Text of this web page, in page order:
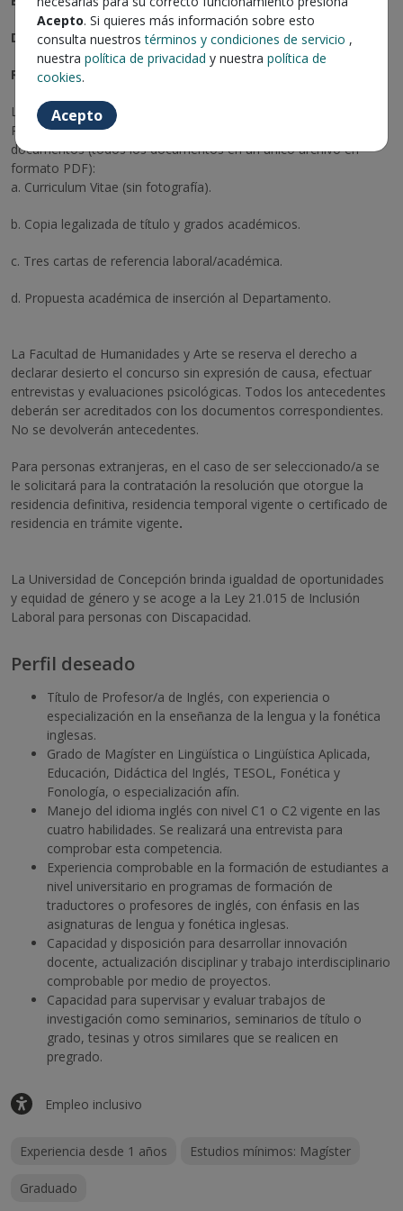
Disponibilidad: Segundo semestre de 2026.
Recepción de Antecedentes: hasta el 30 de junio de 2026
Los/as postulantes que cumplan requisito deben completar su
Perfil de la plataforma y adjuntar a su postulación los siguientes
documentos (todos los documentos en un único archivo en
formato PDF):
a. Curriculum Vitae (sin fotografía).
b. Copia legalizada de título y grados académicos.
c. Tres cartas de referencia laboral/académica.
d. Propuesta académica de inserción al Departamento.
La Facultad de Humanidades y Arte se reserva el derecho a
declarar desierto el concurso sin expresión de causa, efectuar
entrevistas y evaluaciones psicológicas. Todos los antecedentes
deberán ser acreditados con los documentos correspondientes.
No se devolverán antecedentes.
Para personas extranjeras, en el caso de ser seleccionado/a se
le solicitará para la contratación la resolución que otorgue la
residencia definitiva, residencia temporal vigente o certificado de
residencia en trámite vigente.
La Universidad de Concepción brinda igualdad de oportunidades
y equidad de género y se acoge a la Ley 21.015 de Inclusión
Laboral para personas con Discapacidad.
Perfil deseado
Título de Profesor/a de Inglés, con experiencia o
especialización en la enseñanza de la lengua y la fonética
inglesas.
Grado de Magíster en Lingüística o Lingüística Aplicada,
Educación, Didáctica del Inglés, TESOL, Fonética y
Fonología, o especialización afín.
Manejo del idioma inglés con nivel C1 o C2 vigente en las
cuatro habilidades. Se realizará una entrevista para
comprobar esta competencia.
Experiencia comprobable en la formación de estudiantes a
nivel universitario en programas de formación de
traductores o profesores de inglés, con énfasis en las
asignaturas de lengua y fonética inglesas.
Capacidad y disposición para desarrollar innovación
docente, actualización disciplinar y trabajo interdisciplinario
comprobable por medio de proyectos.
Capacidad para supervisar y evaluar trabajos de
investigación como seminarios, seminarios de título o
grado, tesinas y otros similares que se realicen en
pregrado.
Empleo inclusivo
Experiencia desde 1 años Estudios mínimos: Magíster
Graduado
Acepto. Si quieres más información sobre esto
consulta nuestrostérminos y condiciones de servicio ,
nuestra política de privacidad y nuestra política de
cookies.
Acepto